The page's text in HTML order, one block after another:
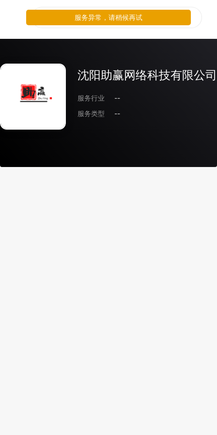
沈阳助赢网络科技有限公司
服务行业
--
服务类型
--
服务异常，请稍候再试